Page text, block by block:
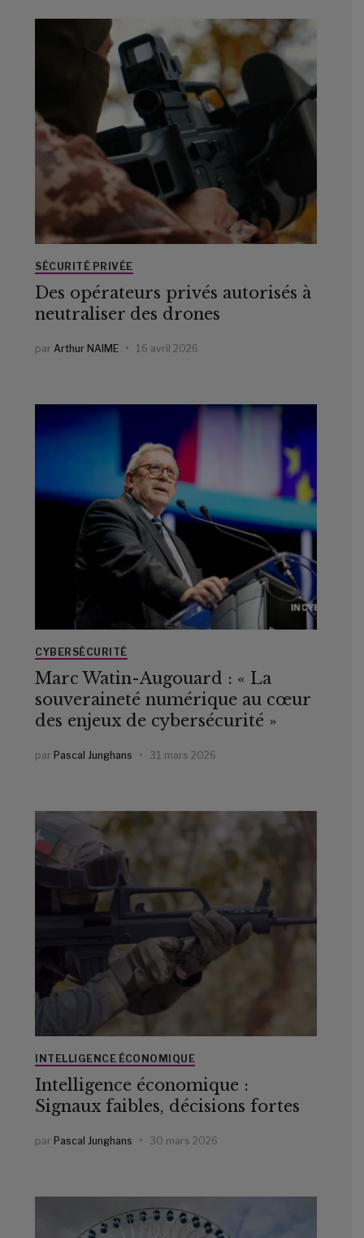
SÉCURITÉ PRIVÉE
Des opérateurs privés autorisés à
neutraliser des drones
par Arthur NAIME 16 avril 2026
CYBERSÉCURITÉ
Marc Watin-Augouard : « La
souveraineté numérique au cœur
des enjeux de cybersécurité »
par Pascal Junghans 31 mars 2026
INTELLIGENCE ÉCONOMIQUE
Intelligence économique :
Signaux faibles, décisions fortes
par Pascal Junghans 30 mars 2026